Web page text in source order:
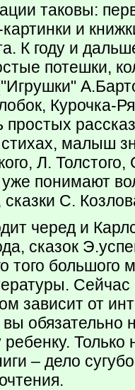
таковы:
и
К году и
потешки,
Курочка-
простых
стихах, малыш
Л.
уже понимают
С.
черед и
сказок
того большого
Сейчас
зависит от
обязательно
Только
– дело